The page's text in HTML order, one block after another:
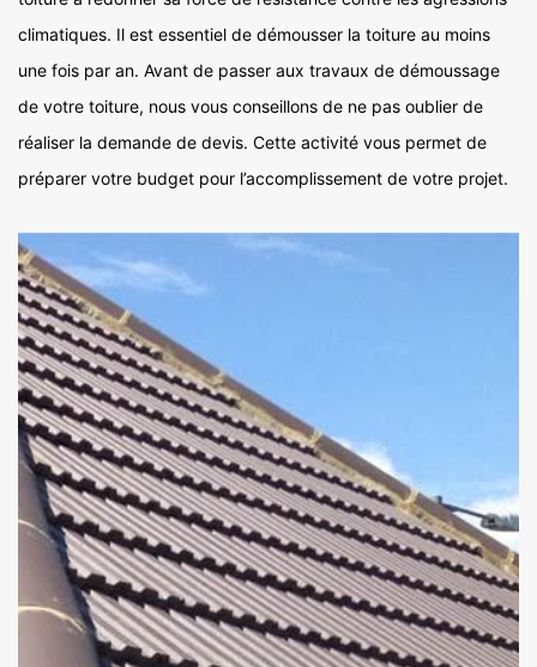
climatiques. Il est essentiel de démousser la toiture au moins
une fois par an. Avant de passer aux travaux de démoussage
de votre toiture, nous vous conseillons de ne pas oublier de
réaliser la demande de devis. Cette activité vous permet de
préparer votre budget pour l’accomplissement de votre projet.